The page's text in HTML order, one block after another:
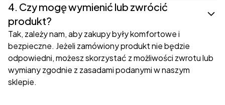
4. Czy mogę wymienić lub zwrócić
produkt?
Tak, zależy nam, aby zakupy były komfortowe i
bezpieczne. Jeżeli zamówiony produkt nie będzie
odpowiedni, możesz skorzystać z możliwości zwrotu lub
wymiany zgodnie z zasadami podanymi w naszym
sklepie.